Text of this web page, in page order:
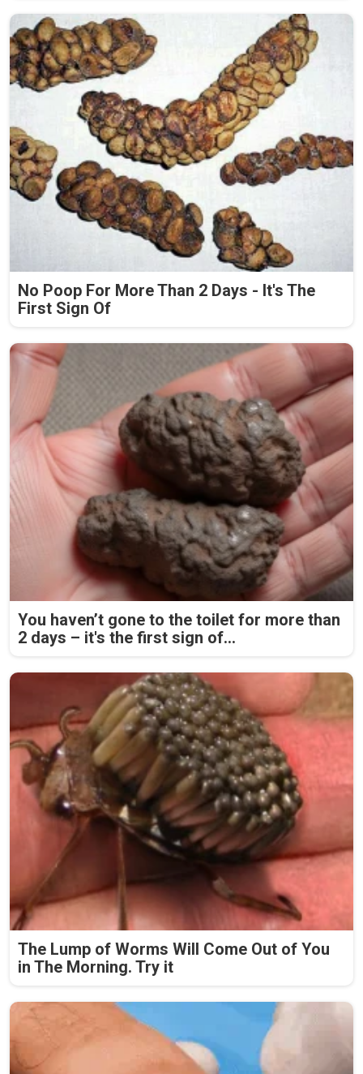
No Poop For More Than 2 Days - It's The
First Sign Of
You haven’t gone to the toilet for more than
2 days – it's the first sign of...
The Lump of Worms Will Come Out of You
in The Morning. Try it